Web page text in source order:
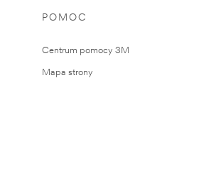
POMOC
Centrum pomocy 3M
Mapa strony